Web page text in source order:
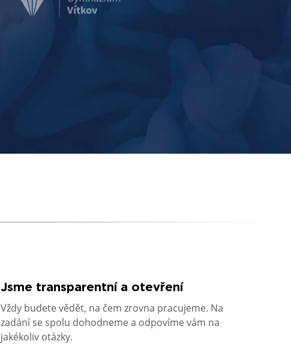
Jsme transparentní a otevření
Vždy budete vědět, na čem zrovna pracujeme. Na
zadání se spolu dohodneme a odpovíme vám na
jakékoliv otázky.